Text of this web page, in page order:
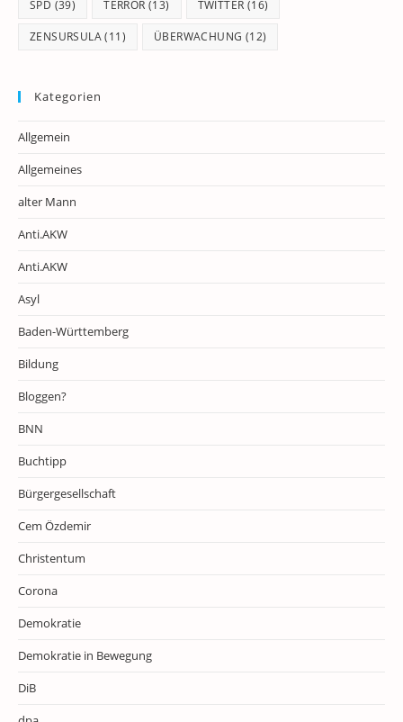
SPD (39) TERROR (13) TWITTER (16)
ZENSURSULA(11) ÜBERWACHUNG (12)
Kategorien
Allgemein
Allgemeines
alter Mann
Anti.AKW
Anti.AKW
Asyl
Baden-Württemberg
Bildung
Bloggen?
BNN
Buchtipp
Bürgergesellschaft
Cem Özdemir
Christentum
Corona
Demokratie
Demokratie in Bewegung
DiB